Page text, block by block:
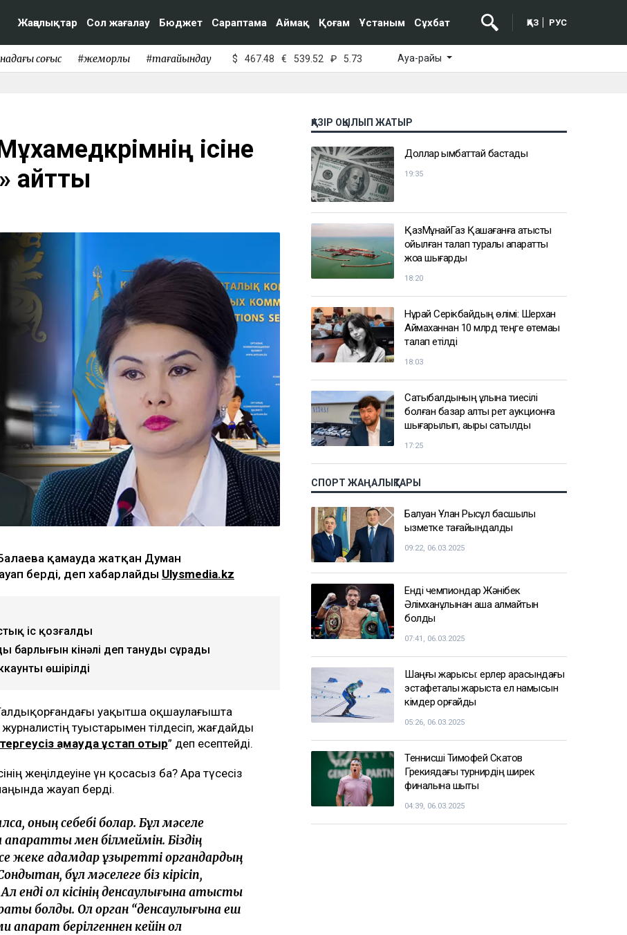
Жаңалықтар Сол жағалау Бюджет Сараптама Аймақ Қоғам Ұстаным Сұхбат ҚАЗ РУС
соғыс #жемқорлық #тағайындау $ 467.48 € 539.52 ₽ 5.73 Ауа-райы
ісіне
айтты
қамауда жатқан Думан
берді, деп хабарлайды Ulysmedia.kz
іс қозғалды
барлығын кінәлі деп тануды сұрады
өшірілді
уақытша оқшаулағышта
журналистің туыстарымен тілдесіп, жағдайды
қамауда ұстап отыр” деп есептейді.
жеңілдеуіне үн қосасыз ба? Ара түсесіз
жауап берді.
оның себебі болар. Бұл мәселе
ақпаратты мен білмеймін. Біздің
жеке адамдар құзыретті органдардың
бұл мәселеге біз кірісіп,
ол кісінің денсаулығына қатысты
болды. Ол орган “денсаулығына еш
ақпарат берілгеннен кейін ол
ҚАЗІР ОҚЫЛЫП ЖАТЫР
Доллар қымбаттай бастады
19:35
ҚазМұнайГаз Қашағанға қатысты
қойылған талап туралы ақпаратты
жоққа шығарды
18:20
Нұрай Серікбайдың өлімі: Шерхан
Аймаханнан 10 млрд теңге өтемақы
талап етілді
18:03
Сатыбалдының ұлына тиесілі
болған базар алты рет аукционға
шығарылып, ақыры сатылды
17:25
СПОРТ ЖАҢАЛЫҚТАРЫ
Балуан Ұлан Рысқұл басшылық
қызметке тағайындалды
09:22, 06.03.2025
Енді чемпиондар Жәнібек
Әлімханұлынан қаша алмайтын
болды
07:41, 06.03.2025
Шаңғы жарысы: ерлер арасындағы
эстафеталық жарыста ел намысын
кімдер қорғайды
05:26, 06.03.2025
Теннисші Тимофей Скатов
Грекиядағы турнирдің ширек
финалына шықты
04:39, 06.03.2025